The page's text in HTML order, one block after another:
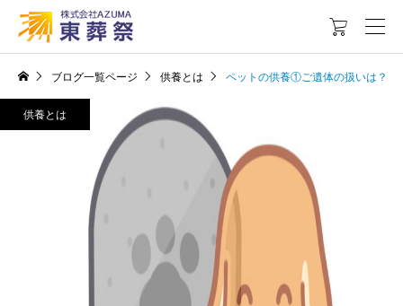

ブログ一覧ページ 供養とは ペットの供養①ご遺体の扱いは？
供養とは